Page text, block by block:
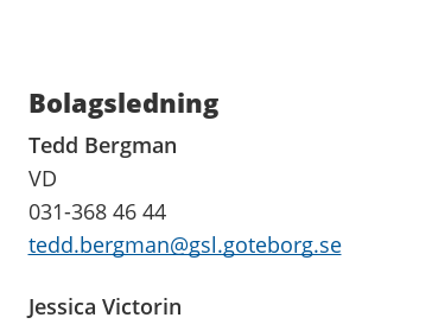
Bolagsledning
Tedd Bergman
VD
031-368 46 44
tedd.bergman@gsl.goteborg.se
Jessica Victorin